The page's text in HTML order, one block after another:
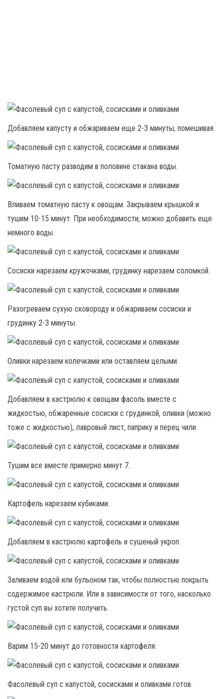
Добавляем капусту и обжариваем еще 2-3 минуты, помешивая.
Томатную пасту разводим в половине стакана воды.
Вливаем томатную пасту к овощам. Закрываем крышкой и
тушим 10-15 минут. При необходимости, можно добавить еще
немного воды.
Сосиски нарезаем кружочками, грудинку нарезаем соломкой.
Разогреваем сухую сковороду и обжариваем сосиски и
грудинку 2-3 минуты.
Оливки нарезаем колечками или оставляем целыми.
Добавляем в кастрюлю к овощам фасоль вместе с
жидкостью, обжаренные сосиски с грудинкой, оливки (можно
тоже с жидкостью), лавровый лист, паприку и перец чили.
Тушим все вместе примерно минут 7.
Картофель нарезаем кубиками.
Добавляем в кастрюлю картофель и сушеный укроп.
Заливаем водой или бульоном так, чтобы полностью покрыть
содержимое кастрюли. Или в зависимости от того, насколько
густой суп вы хотите получить.
Варим 15-20 минут до готовности картофеля.
Фасолевый суп с капустой, сосисками и оливками готов.